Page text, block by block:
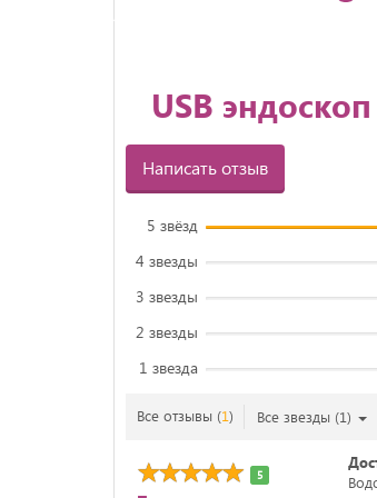
USB
Написать отзыв
5 звёзд
4 звезды
3 звезды
2 звезды
1 звезда
Все отзывы (1) Все звезды (1)
5